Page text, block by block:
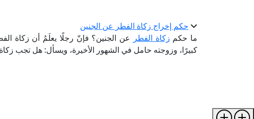
حكم إخراج زكاة الفطر عن الجنين
ما حكم زكاة الفطر عن الجنين؟ فإنّ رجلًا يعلَمُ أن زكاة
كبيرًا، وزوجته حامل في الشهور الأخيرة، ويسأل: هل تجب